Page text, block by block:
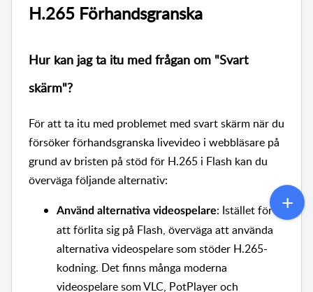
H.265 Förhandsgranska
Hur kan jag ta itu med frågan om "Svart
skärm"?
För att ta itu med problemet med svart skärm när du
försöker förhandsgranska livevideo i webbläsare på
grund av bristen på stöd för H.265 i Flash kan du
överväga följande alternativ:
Använd alternativa videospelare: Istället för
att förlita sig på Flash, överväga att använda
alternativa videospelare som stöder H.265-
kodning. Det finns många moderna
videospelare som VLC, PotPlayer och